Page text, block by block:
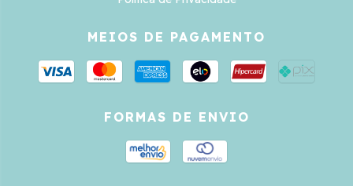
MEIOS DE PAGAMENTO
FORMAS DE ENVIO